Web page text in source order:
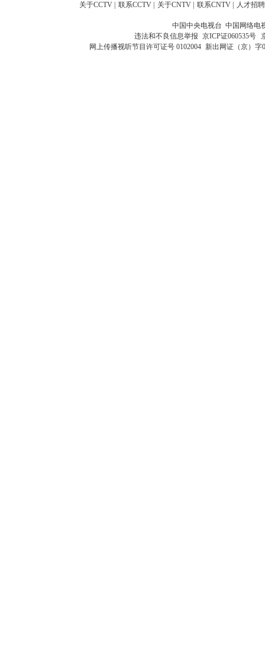
关于CCTV 联系CCTV 关于CNTV 联系CNTV 人才招聘
中国中央电视台 中国网络电
违法和不良信息举报 京ICP证060535号
网上传播视听节目许可证号 0102004 新出网证（京）